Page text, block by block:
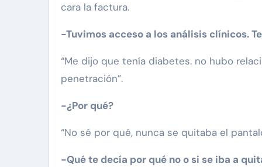
cara la factura.
-Tuvimos acceso a los análisis clínicos.
“Me dijo que tenía diabetes. no hubo
penetración”.
-¿Por qué?
“No sé por qué, nunca se quitaba el
-Qué te decía por qué no o si se iba a